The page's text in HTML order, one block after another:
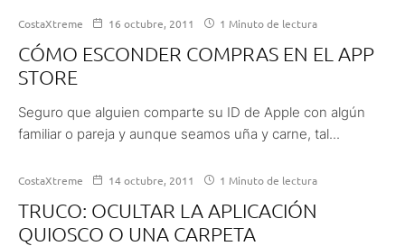
CostaXtreme 16 octubre, 2011 1 Minuto de lectura
CÓMO ESCONDER COMPRAS EN EL APP
STORE
Seguro que alguien comparte su ID de Apple con algún
familiar o pareja y aunque seamos uña y carne, tal...
CostaXtreme 14 octubre, 2011 1 Minuto de lectura
TRUCO: OCULTAR LA APLICACIÓN
QUIOSCO O UNA CARPETA